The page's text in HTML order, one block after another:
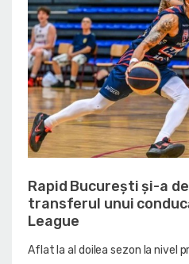
Rapid București și-a
transferul unui
League
Aflat la al doilea sezon la nivel